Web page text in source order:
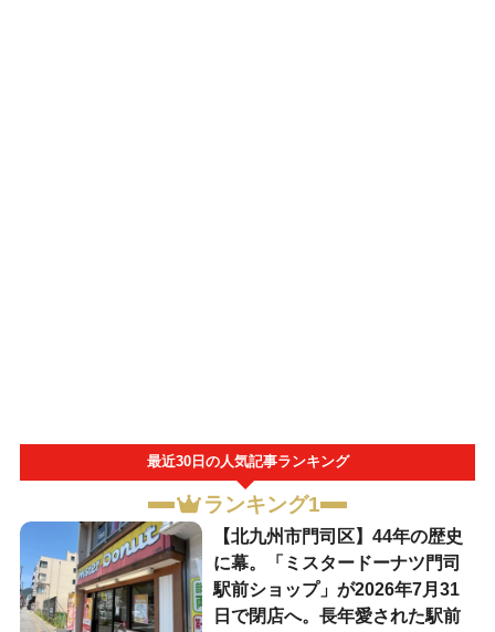
最近30日の人気記事ランキング
ランキング1
【北九州市門司区】44年の歴史
に幕。「ミスタードーナツ門司
駅前ショップ」が2026年7月31
日で閉店へ。長年愛された駅前